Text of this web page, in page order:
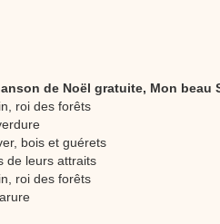
de Noël gratuite, Mon beau
roi des forêts
bois et guérets
de leurs attraits
roi des forêts